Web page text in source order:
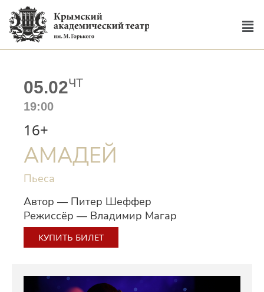
05.02ЧТ
19:00
16+
КУПИТЬ БИЛЕТ
Автор — Питер Шеффер
Режиссёр — Владимир Магар
АМАДЕЙ
Пьеса